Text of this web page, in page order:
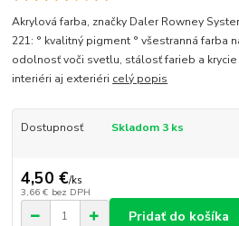
Akrylová farba, značky Daler Rowney
221: ° kvalitný pigment ° všestranná farba
odolnosť voči svetlu, stálosť farieb a
interiéri aj exteriéri celý popis
Dostupnosť Skladom 3 ks
4,50 €/ks
3,66 € bez DPH
Pridať do košíka